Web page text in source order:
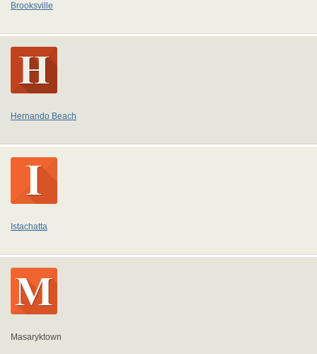
Brooksville
Hernando Beach
Istachatta
Masaryktown